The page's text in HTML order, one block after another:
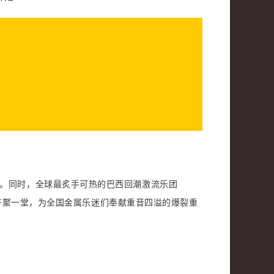
同时，全球最炙手可热的巴西回潮激流乐团
一堂，为全国金属乐迷们奉献重音四溢的爆裂重